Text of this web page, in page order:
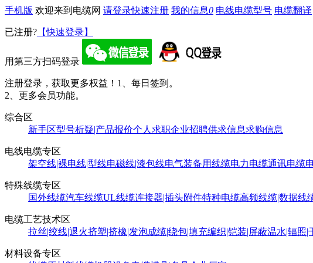
手机版 欢迎来到电缆网 请登录快速注册 我的信息0 电线电缆型号 电缆翻译
已注册? 【快速登录】
用第三方扫码登录
注册登录，获取更多权益！ 1、每日签到。
2、更多会员功能。
综合区
新手区型号析疑|产品报价个人求职企业招聘供求信息求购信息
电线电缆专区
架空线|裸电线|型线电磁线|漆包线电气装备用线缆电力电缆通讯电缆
特殊线缆专区
国外线缆汽车线缆UL线缆连接器|插头附件特种电缆高频线缆|数据线
电缆工艺技术区
拉丝|绞线|退火挤塑|挤橡|发泡成缆|绕包|填充编织|铠装|屏蔽温水|辐照|
材料设备专区